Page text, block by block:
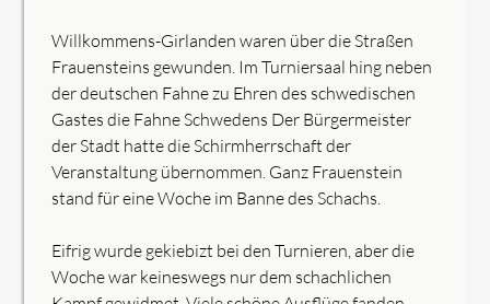
Willkommens-Girlanden waren über die Straßen
Frauensteins gewunden. Im Turniersaal hing neben
der deutschen Fahne zu Ehren des schwedischen
Gastes die Fahne Schwedens Der Bürgermeister
der Stadt hatte die Schirmherrschaft der
Veranstaltung übernommen. Ganz Frauenstein
stand für eine Woche im Banne des Schachs.
Eifrig wurde gekiebizt bei den Turnieren, aber die
Woche war keineswegs nur dem schachlichen